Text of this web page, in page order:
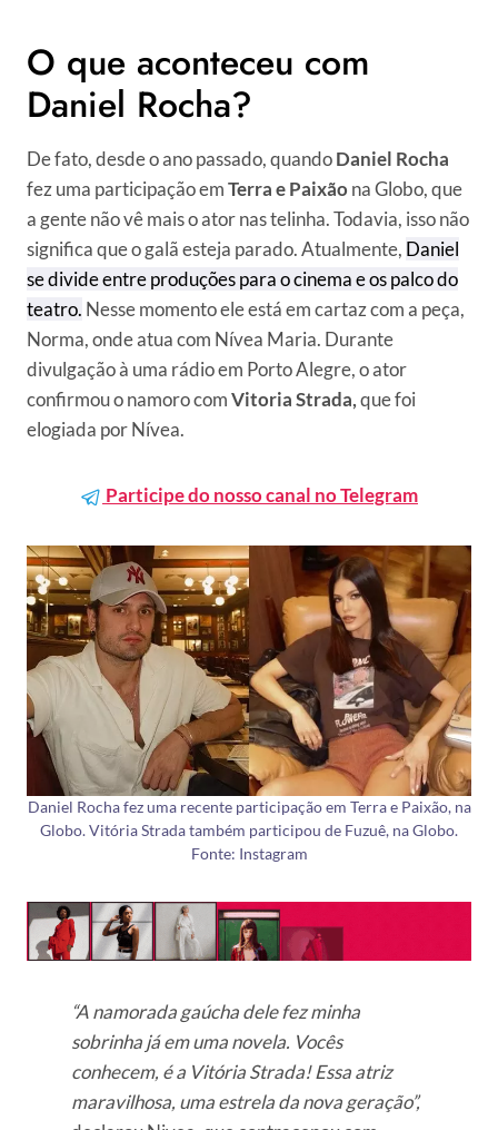
O que aconteceu com
Daniel Rocha?
De fato, desde o ano passado, quandoDaniel Rocha
fez uma participação emTerra e Paixão na Globo, que
a gente não vê mais o ator nas telinha. Todavia, isso não
significa que o galã esteja parado. Atualmente, Daniel
se divide entre produções para o cinema e os palco do
teatro. Nesse momento ele está em cartaz com a peça,
Norma, onde atua com Nívea Maria. Durante
divulgação à uma rádio em Porto Alegre, o ator
confirmou o namoro comVitoria Strada,que foi
elogiada por Nívea.
Participe do nosso canal no Telegram
Daniel Rocha fez uma recente participação em Terra e Paixão, na
Globo. Vitória Strada também participou de Fuzuê, na Globo.
Fonte: Instagram
“A namorada gaúcha dele fez minha
sobrinha já em uma novela. Vocês
conhecem, é a Vitória Strada! Essa atriz
maravilhosa, uma estrela da nova geração”,